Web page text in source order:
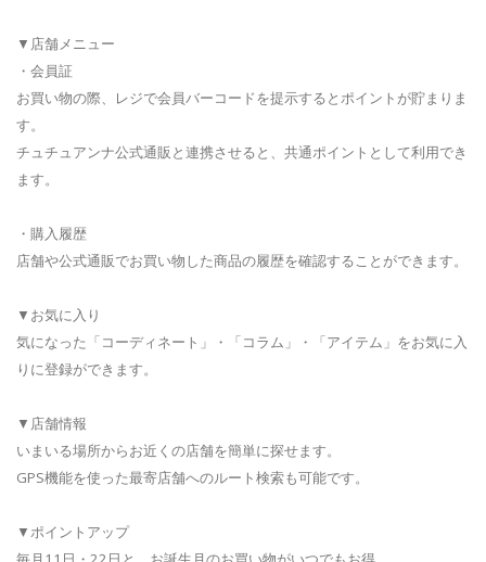
▼店舗メニュー
・会員証
お買い物の際、レジで会員バーコードを提示するとポイントが貯まりま
す。
チュチュアンナ公式通販と連携させると、共通ポイントとして利用でき
ます。
・購入履歴
店舗や公式通販でお買い物した商品の履歴を確認することができます。
▼お気に入り
気になった「コーディネート」・「コラム」・「アイテム」をお気に入
りに登録ができます。
▼店舗情報
いまいる場所からお近くの店舗を簡単に探せます。
GPS機能を使った最寄店舗へのルート検索も可能です。
▼ポイントアップ